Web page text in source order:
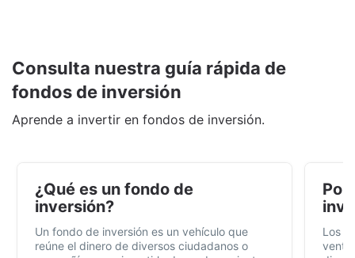
Consulta nuestra guía rápida de
fondos de inversión
Aprende a invertir en fondos de inversión.
¿Qué es un fondo de
inversión?
Un fondo de inversión es un vehículo que
reúne el dinero de diversos ciudadanos o
Por
Los